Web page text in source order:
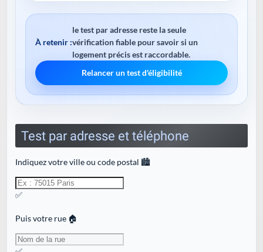
À retenir :
le test par adresse reste la seule
vérification fiable pour savoir si un
logement précis est raccordable.
Relancer un test d'éligibilité
Test par adresse et téléphone
Indiquez votre ville ou code postal 🏙️
✅
Puis votre rue 🏠